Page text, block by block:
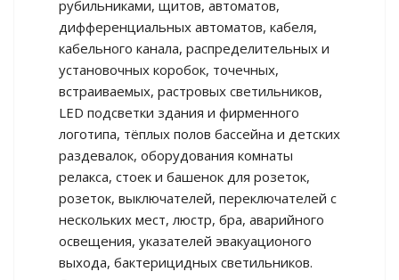
рубильниками, щитов, автоматов,
дифференциальных автоматов, кабеля,
кабельного канала, распределительных и
установочных коробок, точечных,
встраиваемых, растровых светильников,
LED подсветки здания и фирменного
логотипа, тёплых полов бассейна и детских
раздевалок, оборудования комнаты
релакса, стоек и башенок для розеток,
розеток, выключателей, переключателей с
нескольких мест, люстр, бра, аварийного
освещения, указателей эвакуационого
выхода, бактерицидных светильников.